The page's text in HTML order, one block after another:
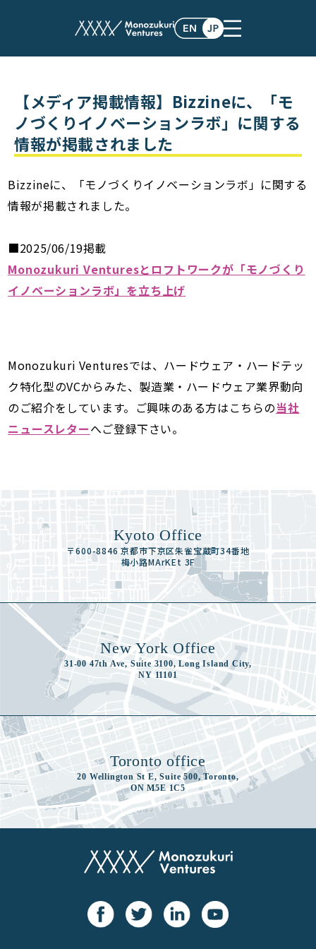
post
【メディア掲載情報】Bizzineに、「モ
ノづくりイノベーションラボ」に関する
情報が掲載されました
Bizzineに、「モノづくりイノベーションラボ」に関する
情報が掲載されました。
■2025/06/19掲載
Monozukuri Venturesとロフトワークが「モノづくり
イノベーションラボ」を立ち上げ
Monozukuri Venturesでは、ハードウェア・ハードテッ
ク特化型のVCからみた、製造業・ハードウェア業界動向
のご紹介をしています。ご興味のある方はこちらの当社
ニュースレターへご登録下さい。
Kyoto Office
〒600-8846 京都市下京区朱雀宝蔵町34番地
梅小路MArKEt 3F
New York Office
31-00 47th Ave, Suite 3100, Long Island City,
NY 11101
Toronto office
20 Wellington St E, Suite 500, Toronto,
ON M5E 1C5